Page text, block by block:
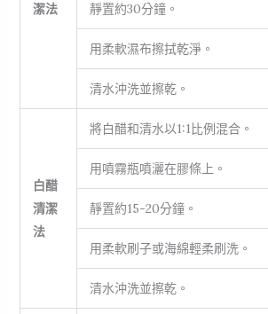
潔法
靜置約30分鐘。
用柔軟濕布擦拭乾淨。
清水沖洗並擦乾。
白醋
清潔
法
將白醋和清水以1:1比例混合。
用噴霧瓶噴灑在膠條上。
靜置約15-20分鐘。
用柔軟刷子或海綿輕柔刷洗。
清水沖洗並擦乾。